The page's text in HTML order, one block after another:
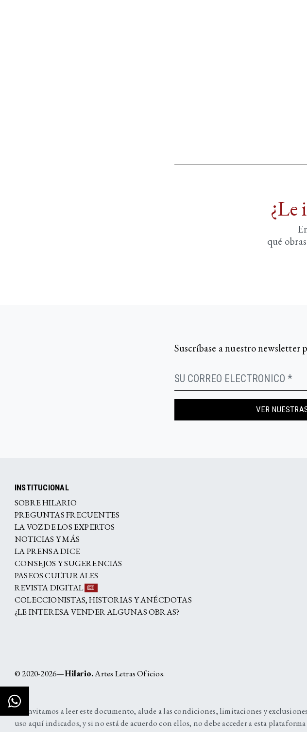
¿Le
qué
Suscríbase a nuestro newsletter
VER
INSTITUCIONAL
SOBRE HILARIO
PREGUNTAS FRECUENTES
LA VOZ DE LOS EXPERTOS
NOTICIAS Y MÁS
LA PRENSA DICE
CONSEJOS Y SUGERENCIAS
PASEOS CULTURALES
REVISTA DIGITAL
COLECCIONISTAS, HISTORIAS Y ANÉCDOTAS
¿LE INTERESA VENDER ALGUNAS OBRAS?
© 2020-2026—Hilario.Artes Letras Oficios.
Lo invitamos a leer este documento, alude a las condiciones, limitaciones y
uso aquí indicados, y si no está de acuerdo con ellos, no debe acceder a esta